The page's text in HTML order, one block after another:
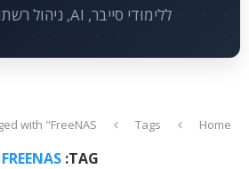
ללימודי סייבר, AI, ניהול רשתות ותקשורת
Home
Tags
with "FreeNAS"
TAG:
FREENAS